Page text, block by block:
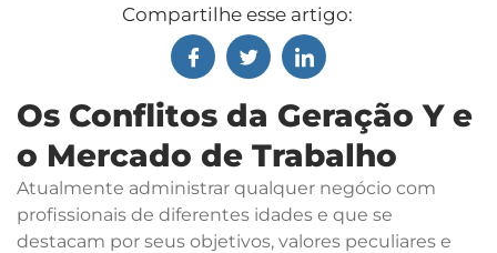
Compartilhe esse artigo:
Os Conflitos da Geração Y e
o Mercado de Trabalho
Atualmente administrar qualquer negócio com
profissionais de diferentes idades e que se
destacam por seus objetivos, valores peculiares e